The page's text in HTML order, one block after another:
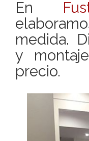
En
medida.
y
precio.